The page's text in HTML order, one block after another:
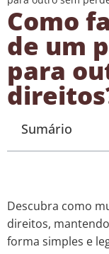
Como
de um
para
Sumário
Descubra como
direitos,
forma simples e